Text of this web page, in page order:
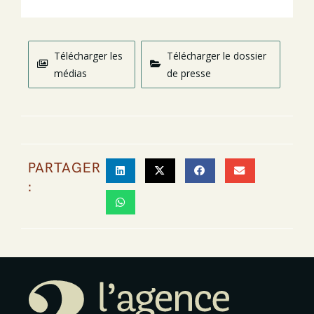
Télécharger les
médias
Télécharger le dossier
de presse
PARTAGER
: